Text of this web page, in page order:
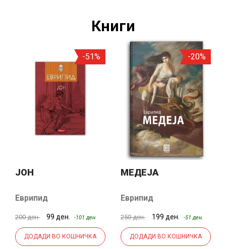
Книги
-51%
ЈОН
Еврипид
200 ден. 99 ден. -101 ден.
ДОДАДИ ВО КОШНИЧКА
-20%
МЕДЕЈА
Еврипид
250 ден. 199 ден. -51 ден.
ДОДАДИ ВО КОШНИЧКА